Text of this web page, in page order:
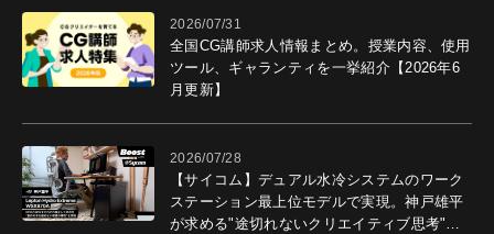
2026/07/31
全国CG講師求人情報まとめ。授業内容、使用
ツール、ギャランティを一挙紹介【2026年6
月更新】
2026/07/28
【サイコム】デュアル水冷システムのワーク
ステーション最上位モデルで実現。神戸雄平
が求める"途切れないクリエイティブ思考"｜